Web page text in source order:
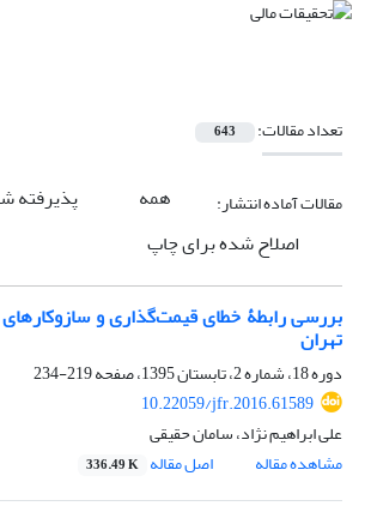
تعداد مقالات: 643
مقالات آماده انتشار: همه
پذیرفته
اصلاح شده برای چاپ
بررسی رابطۀ خطای قیمت‌گذاری و
تهران
دوره 18، شماره 2، تابستان 1395، صفحه
219-234
10.22059/jfr.2016.61589
علی ابراهیم نژاد، سامان حقیقی
مشاهده مقاله
اصل مقاله 336.49 K